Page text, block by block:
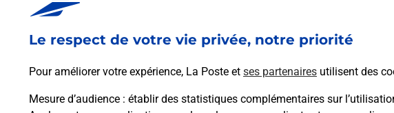
Le respect de votre vie privée, notre priorité
Pour améliorer votre expérience, La Poste et ses partenaires utilisent des
Mesure d’audience : établir des statistiques complémentaires sur
En savoir plus